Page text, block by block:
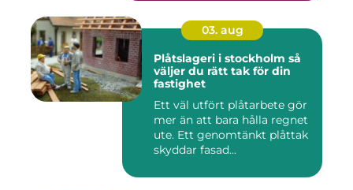
03. aug
Plåtslageri i stockholm så
väljer du rätt tak för din
fastighet
Ett väl utfört plåtarbete gör
mer än att bara hålla regnet
ute. Ett genomtänkt plåttak
skyddar fasad...